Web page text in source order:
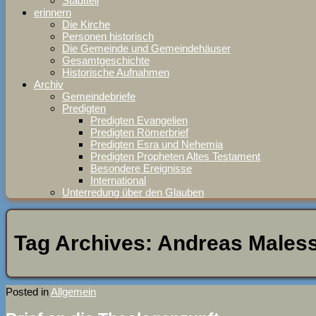
erinnern
Die Kirche
Personen historisch
Die Gemeinde und Gemeindehäuser
Gesamtgeschichte
Historische Aufnahmen
Archiv
Gemeindebriefe
Predigten
Predigten Evangelien
Predigten Römerbrief
Predigten Esra und Nehemia
Predigten Propheten Altes Testament
Besondere Ereignisse
International
Unterredung über den Glauben
Tag Archives: Andreas
Posted inAllgemein